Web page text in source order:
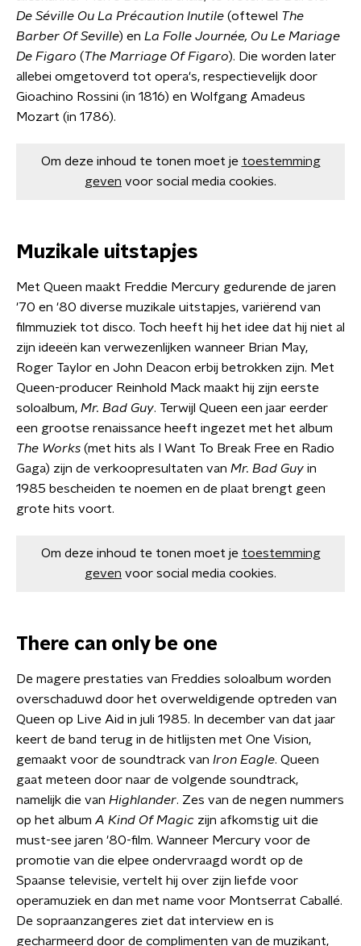
De Séville Ou La Précaution Inutile (oftewel The
Barber Of Seville) en La Folle Journée, Ou Le Mariage
De Figaro (The Marriage Of Figaro). Die worden later
allebei omgetoverd tot opera's, respectievelijk door
Gioachino Rossini (in 1816) en Wolfgang Amadeus
Mozart (in 1786).
Om deze inhoud te tonen moet je toestemming
geven voor social media cookies.
Muzikale uitstapjes
Met Queen maakt Freddie Mercury gedurende de jaren
'70 en '80 diverse muzikale uitstapjes, variërend van
filmmuziek tot disco. Toch heeft hij het idee dat hij niet al
zijn ideeën kan verwezenlijken wanneer Brian May,
Roger Taylor en John Deacon erbij betrokken zijn. Met
Queen-producer Reinhold Mack maakt hij zijn eerste
soloalbum, Mr. Bad Guy. Terwijl Queen een jaar eerder
een grootse renaissance heeft ingezet met het album
The Works (met hits als I Want To Break Free en Radio
Gaga) zijn de verkoopresultaten van Mr. Bad Guy in
1985 bescheiden te noemen en de plaat brengt geen
grote hits voort.
Om deze inhoud te tonen moet je toestemming
geven voor social media cookies.
There can only be one
De magere prestaties van Freddies soloalbum worden
overschaduwd door het overweldigende optreden van
Queen op Live Aid in juli 1985. In december van dat jaar
keert de band terug in de hitlijsten met One Vision,
gemaakt voor de soundtrack van Iron Eagle. Queen
gaat meteen door naar de volgende soundtrack,
namelijk die van Highlander. Zes van de negen nummers
op het album A Kind Of Magic zijn afkomstig uit die
must-see jaren '80-film. Wanneer Mercury voor de
promotie van die elpee ondervraagd wordt op de
Spaanse televisie, vertelt hij over zijn liefde voor
operamuziek en dan met name voor Montserrat Caballé.
De sopraanzangeres ziet dat interview en is
gecharmeerd door de complimenten van de muzikant,